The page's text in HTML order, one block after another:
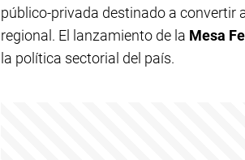
público-privada destinado a convertir
regional. El lanzamiento de la Mesa
la política sectorial del país.